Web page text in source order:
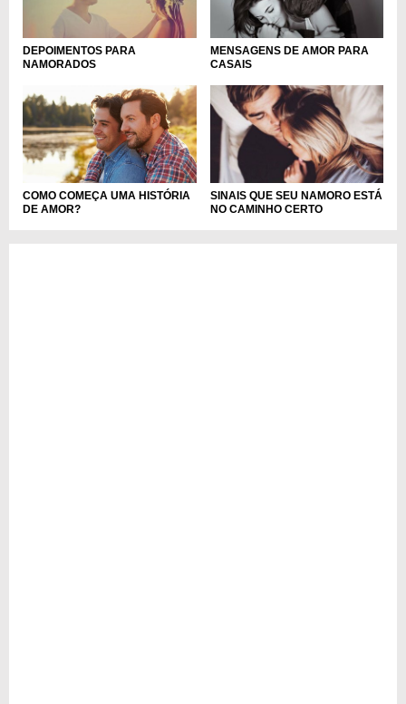
DEPOIMENTOS PARA
NAMORADOS
MENSAGENS DE AMOR PARA
CASAIS
COMO COMEÇA UMA HISTÓRIA
DE AMOR?
SINAIS QUE SEU NAMORO ESTÁ
NO CAMINHO CERTO